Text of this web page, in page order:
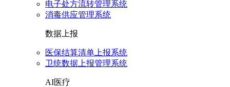
电子处方流转管理系统
消毒供应管理系统
数据上报
医保结算清单上报系统
卫统数据上报管理系统
AI医疗